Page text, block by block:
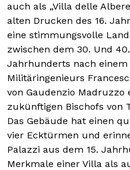
auch als „Villa delle
alten Drucken des 16.
eine stimmungsvolle
zwischen dem 30. Und
Jahrhunderts nach
Militäringenieurs
von Gaudenzio Madruzzo
zukünftigen Bischofs von
Das Gebäude hat einen
vier Ecktürmen und
Palazzi aus dem 15.
Merkmale einer Villa als